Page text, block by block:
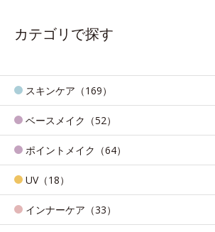
カテゴリで探す
スキンケア（169）
ベースメイク（52）
ポイントメイク（64）
UV（18）
インナーケア（33）